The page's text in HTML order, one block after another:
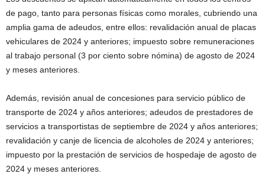
de pago, tanto para personas físicas como morales, cubriendo una
amplia gama de adeudos, entre ellos: revalidación anual de placas
vehiculares de 2024 y anteriores; impuesto sobre remuneraciones
al trabajo personal (3 por ciento sobre nómina) de agosto de 2024
y meses anteriores.
Además, revisión anual de concesiones para servicio público de
transporte de 2024 y años anteriores; adeudos de prestadores de
servicios a transportistas de septiembre de 2024 y años anteriores;
revalidación y canje de licencia de alcoholes de 2024 y anteriores;
impuesto por la prestación de servicios de hospedaje de agosto de
2024 y meses anteriores.